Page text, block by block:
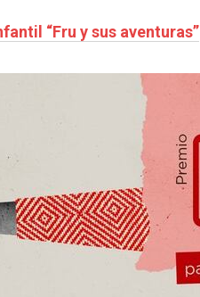
“Fru y sus aventuras”